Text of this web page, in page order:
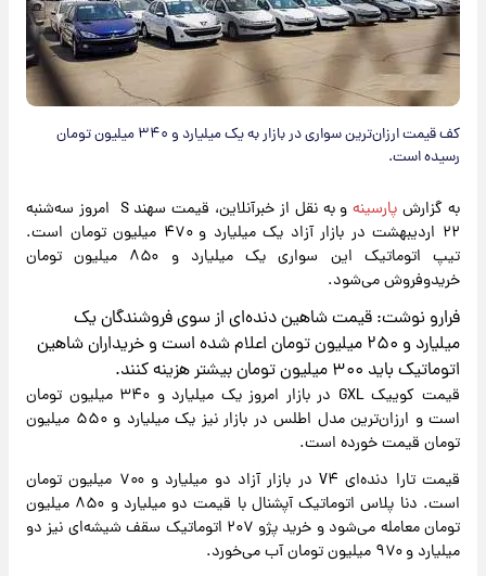
کف قیمت ارزان‌ترین سواری در بازار به یک میلیارد و ۳۴۰ میلیون تومان
رسیده است.
به گزارش پارسینه
و به نقل از خبرآنلاین، قیمت سهند S امروز سه‌شنبه
۲۲ اردیبهشت در بازار آزاد یک میلیارد و ۴۷۰ میلیون تومان است.
تیپ اتوماتیک این سواری یک میلیارد و ۸۵۰ میلیون تومان
خریدوفروش می‌شود.
فرارو نوشت: قیمت شاهین دنده‌ای از سوی فروشندگان یک
میلیارد و ۲۵۰ میلیون تومان اعلام شده است و خریداران شاهین
اتوماتیک باید ۳۰۰ میلیون تومان بیشتر هزینه کنند.
قیمت کوییک GXL در بازار امروز یک میلیارد و ۳۴۰ میلیون تومان
است و ارزان‌ترین مدل اطلس در بازار نیز یک میلیارد و ۵۵۰ میلیون
تومان قیمت خورده است.
قیمت تارا دنده‌ای V۴ در بازار آزاد دو میلیارد و ۷۰۰ میلیون تومان
است. دنا پلاس اتوماتیک آپشنال با قیمت دو میلیارد و ۸۵۰ میلیون
تومان معامله می‌شود و خرید پژو ۲۰۷ اتوماتیک سقف شیشه‌ای نیز دو
میلیارد و ۹۷۰ میلیون تومان آب می‌خورد.